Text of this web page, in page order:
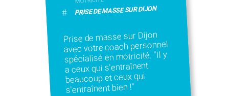
# PRISE DE MASSE SUR DIJON
Prise de masse sur Dijon
avec votre coach personnel
spécialisé en motricité. "Il y
a ceux qui s'entraînent
beaucoup et ceux qui
s'entraînent bien !"